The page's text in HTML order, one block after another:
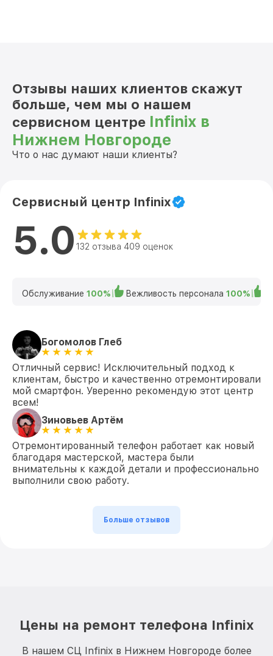
Отзывы наших клиентов скажут
больше, чем мы о нашем
сервисном центре Infinix в
Нижнем Новгороде
Что о нас думают наши клиенты?
Сервисный центр Infinix
5.0 132 отзыва 409 оценок
Обслуживание 100% Вежливость персонала 100%
Богомолов Глеб
Отличный сервис! Исключительный подход к
клиентам, быстро и качественно отремонтировали
мой смартфон. Уверенно рекомендую этот центр
всем!
Зиновьев Артём
Отремонтированный телефон работает как новый
благодаря мастерской, мастера были
внимательны к каждой детали и профессионально
выполнили свою работу.
Больше отзывов
Цены на ремонт телефона Infinix
В нашем СЦ Infinix в Нижнем Новгороде более